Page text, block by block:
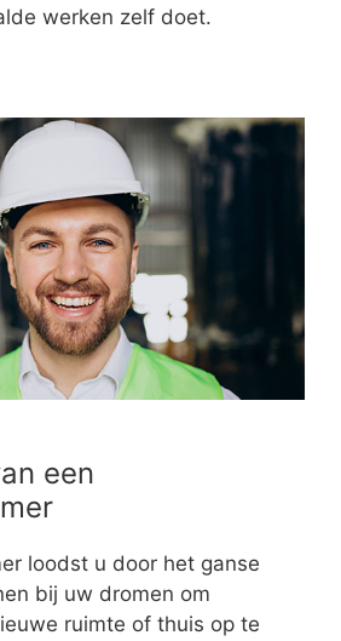
werken zelf doet.
een
loodst u door het ganse
bij uw dromen om
ruimte of thuis op te